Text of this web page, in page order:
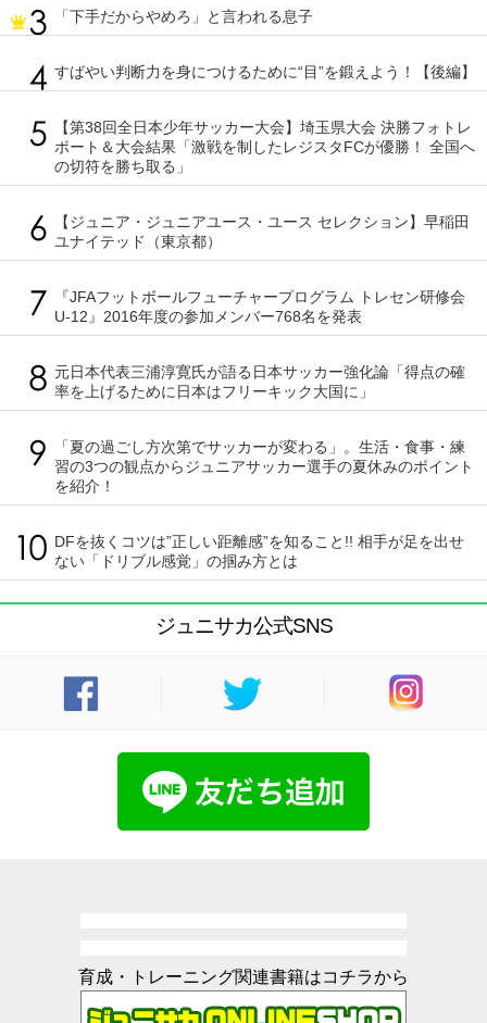
「下手だからやめろ」と言われる息子
すばやい判断力を身につけるために“目”を鍛えよう！【後編】
【第38回全日本少年サッカー大会】埼玉県大会 決勝フォトレ
ポート＆大会結果「激戦を制したレジスタFCが優勝！ 全国へ
の切符を勝ち取る」
【ジュニア・ジュニアユース・ユース セレクション】早稲田
ユナイテッド（東京都）
『JFAフットボールフューチャープログラム トレセン研修会
U-12』2016年度の参加メンバー768名を発表
元日本代表三浦淳寛氏が語る日本サッカー強化論「得点の確
率を上げるために日本はフリーキック大国に」
「夏の過ごし方次第でサッカーが変わる」。生活・食事・練
習の3つの観点からジュニアサッカー選手の夏休みのポイント
を紹介！
DFを抜くコツは”正しい距離感”を知ること!! 相手が足を出せ
ない「ドリブル感覚」の掴み方とは
ジュニサカ公式SNS
育成・トレーニング関連書籍はコチラから